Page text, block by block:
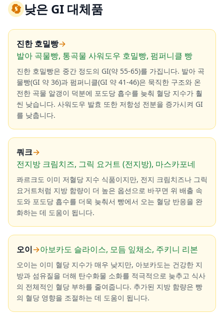
🔄낮은 GI 대체품
진한 호밀빵→
발아 곡물빵, 통곡물 사워도우 호밀빵, 펌퍼니클 빵
진한 호밀빵은 중간 정도의 GI(약 55-65)를 가집니다. 발아 곡
물빵(GI 약 36)과 펌퍼니클(GI 약 41-46)은 묵직한 구조와 온
전한 곡물 알갱이 덕분에 포도당 흡수를 늦춰 혈당 지수가 훨
씬 낮습니다. 사워도우 발효 또한 저항성 전분을 증가시켜 GI
를 낮춥니다.
쿼크→
전지방 크림치즈, 그릭 요거트 (전지방), 마스카포네
콰르크도 이미 저혈당 지수 식품이지만, 전지 크림치즈나 그릭
요거트처럼 지방 함량이 더 높은 옵션으로 바꾸면 위 배출 속
도와 포도당 흡수를 더욱 늦춰서 빵에서 오는 혈당 반응을 완
화하는 데 도움이 됩니다.
오이→아보카도 슬라이스, 모듬 잎채소, 주키니 리본
오이는 이미 혈당 지수가 매우 낮지만, 아보카도는 건강한 지
방과 섬유질을 더해 탄수화물 소화를 적극적으로 늦추고 식사
의 전체적인 혈당 부하를 줄여줍니다. 추가된 지방 함량은 빵
의 혈당 영향을 조절하는 데 도움이 됩니다.